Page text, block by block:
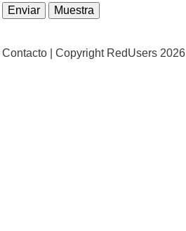
Contacto | Copyright RedUsers 2026